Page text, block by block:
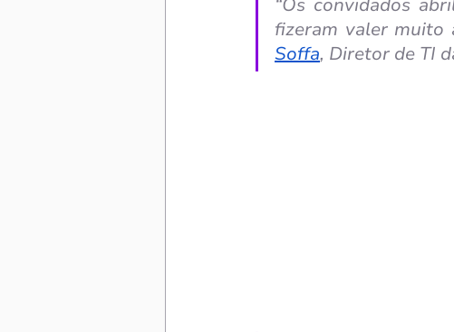
“Os convidados
fizeram valer muito
Soffa, Diretor de TI